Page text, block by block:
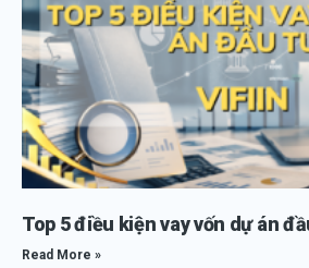
Top 5 điều kiện vay vốn dự án
Read More »